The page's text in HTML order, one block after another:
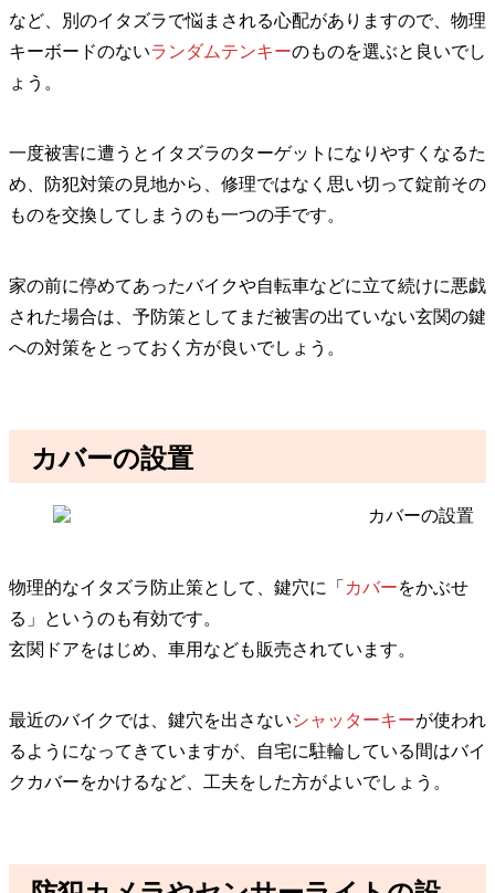
など、別のイタズラで悩まされる心配がありますので、物理
キーボードのないランダムテンキーのものを選ぶと良いでし
ょう。
一度被害に遭うとイタズラのターゲットになりやすくなるた
め、防犯対策の見地から、修理ではなく思い切って錠前その
ものを交換してしまうのも一つの手です。
家の前に停めてあったバイクや自転車などに立て続けに悪戯
された場合は、予防策としてまだ被害の出ていない玄関の鍵
への対策をとっておく方が良いでしょう。
カバーの設置
物理的なイタズラ防止策として、鍵穴に「 カバーをかぶせ
る」というのも有効です。
玄関ドアをはじめ、車用なども販売されています。
最近のバイクでは、鍵穴を出さないシャッターキーが使われ
るようになってきていますが、自宅に駐輪している間はバイ
クカバーをかけるなど、工夫をした方がよいでしょう。